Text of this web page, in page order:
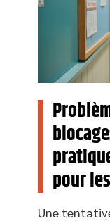
pour
Une